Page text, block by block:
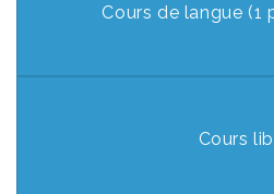
Cours de langue (1
Cours